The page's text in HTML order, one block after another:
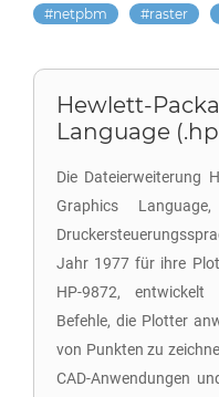
netpbm raster
Hewlett-
Language
Die Dateierweiterung
Graphics
Jahr 1977 für ihre
HP-9872, entwickelt
Befehle, die Plotter
von Punkten zu
CAD-Anwendungen